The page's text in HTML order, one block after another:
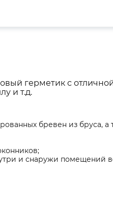
герметик с
и т.д.
бревен из бруса, а
и снаружи помещений